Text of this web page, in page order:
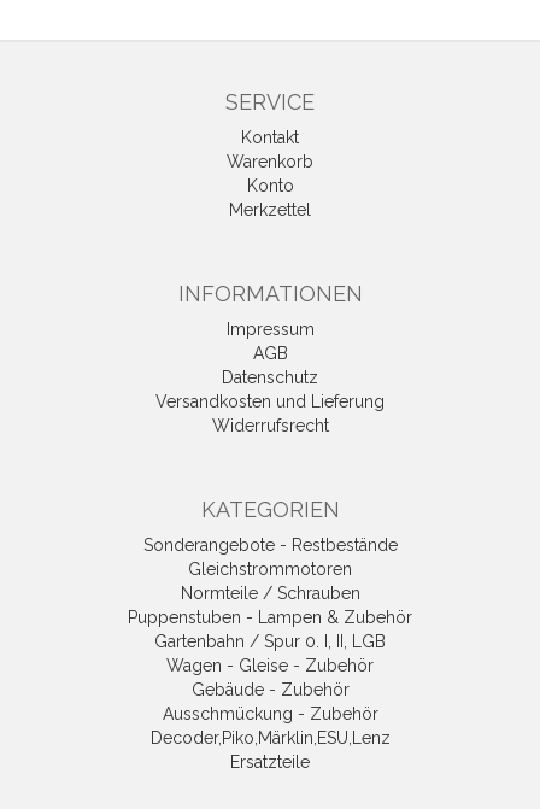
SERVICE
Kontakt
Warenkorb
Konto
Merkzettel
INFORMATIONEN
Impressum
AGB
Datenschutz
Versandkosten und Lieferung
Widerrufsrecht
KATEGORIEN
Sonderangebote - Restbestände
Gleichstrommotoren
Normteile / Schrauben
Puppenstuben - Lampen & Zubehör
Gartenbahn / Spur 0. I, II, LGB
Wagen - Gleise - Zubehör
Gebäude - Zubehör
Ausschmückung - Zubehör
Decoder,Piko,Märklin,ESU,Lenz
Ersatzteile